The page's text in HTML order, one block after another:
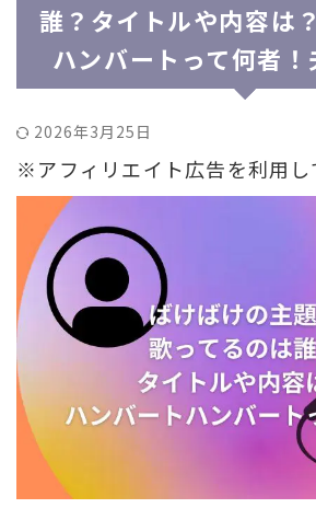
誰？タイトルや内容は
ハンバートって何者！
2026年3月25日
※アフィリエイト広告を利用し